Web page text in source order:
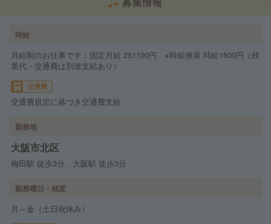
時給
月給制のお仕事です：固定月給 251100円 ※時給換算 時給1600円（残
業代・交通費は別途支給あり）
交通費
交通費規定に基づき交通費支給
勤務地
大阪市北区
梅田駅 徒歩3分、大阪駅 徒歩3分
勤務曜日・頻度
月～金（土日祝休み）